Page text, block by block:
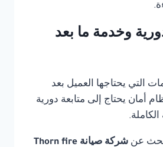
وخدمة ما بعد
التي يحتاجها العميل بعد
أمان يحتاج إلى متابعة دورية
عن
شركة صيانة Thorn fire